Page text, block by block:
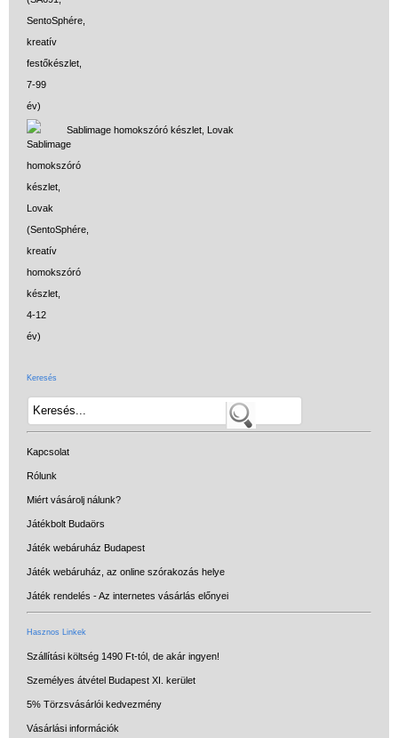
Sablimage homokszóró készlet, Lovak
Keresés
Kapcsolat
Rólunk
Miért vásárolj nálunk?
Játékbolt Budaörs
Játék webáruház Budapest
Játék webáruház, az online szórakozás helye
Játék rendelés - Az internetes vásárlás előnyei
Hasznos Linkek
Szállítási költség 1490 Ft-tól, de akár ingyen!
Személyes átvétel Budapest XI. kerület
5% Törzsvásárlói kedvezmény
Vásárlási információk